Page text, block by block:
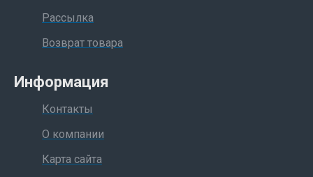
Рассылка
Возврат товара
Информация
Контакты
О компании
Карта сайта